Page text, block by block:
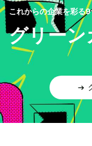
これからの企業を彩る
グリー